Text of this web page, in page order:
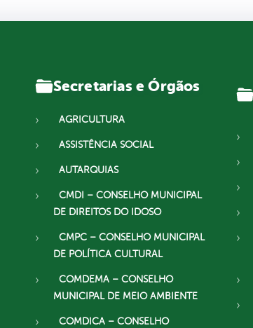
Secretarias e Órgãos
AGRICULTURA
ASSISTÊNCIA SOCIAL
AUTARQUIAS
CMDI – CONSELHO MUNICIPAL
DE DIREITOS DO IDOSO
CMPC – CONSELHO MUNICIPAL
DE POLÍTICA CULTURAL
COMDEMA – CONSELHO
MUNICIPAL DE MEIO AMBIENTE
COMDICA – CONSELHO